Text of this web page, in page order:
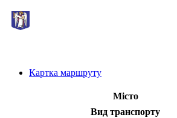
Картка маршруту
Місто
Вид транспорту